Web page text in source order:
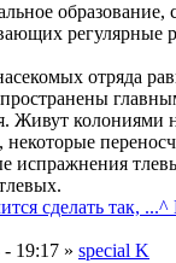
образование,
регулярные
отряда
Живут колониями
некоторые
испражнения
сделать так, ...^
- 19:17 » special K